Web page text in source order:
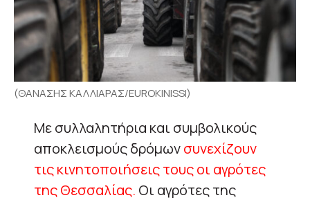
(ΘΑΝΑΣΗΣ ΚΑΛΛΙΑΡΑΣ/EUROKINISSI)
Με συλλαλητήρια και συμβολικούς
αποκλεισμούς δρόμωνσυνεχίζουν
τις κινητοποιήσεις τους οι αγρότες
της Θεσσαλίας. Οι αγρότες της